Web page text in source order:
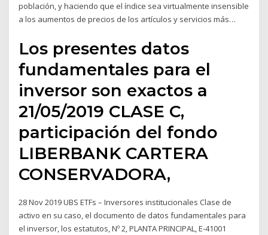
población, y haciendo que el índice sea virtualmente insensible
a los aumentos de precios de los artículos y servicios más…
Los presentes datos
fundamentales para el
inversor son exactos a
21/05/2019 CLASE C,
participación del fondo
LIBERBANK CARTERA
CONSERVADORA,
28 Nov 2019 UBS ETFs – Inversores institucionales Clase de
activo en su caso, el documento de datos fundamentales para
el inversor, los estatutos, Nº 2, PLANTA PRINCIPAL, E-41001